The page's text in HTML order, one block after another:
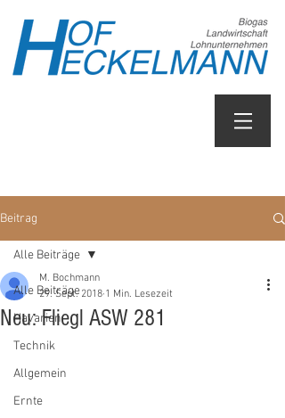
Beitrag
Alle Beiträge
Havarien
Technik
Allgemein
Ernte
Alle Beiträge
Neu: Fliegl ASW 281
M. Bochmann
29. Sept. 2018 1 Min. Lesezeit